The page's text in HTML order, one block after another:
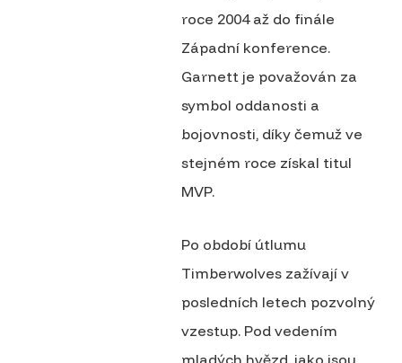
roce 2004 až do finále
Západní konference.
Garnett je považován za
symbol oddanosti a
bojovnosti, díky čemuž ve
stejném roce získal titul
MVP.
Po období útlumu
Timberwolves zažívají v
posledních letech pozvolný
vzestup. Pod vedením
mladých hvězd, jako jsou